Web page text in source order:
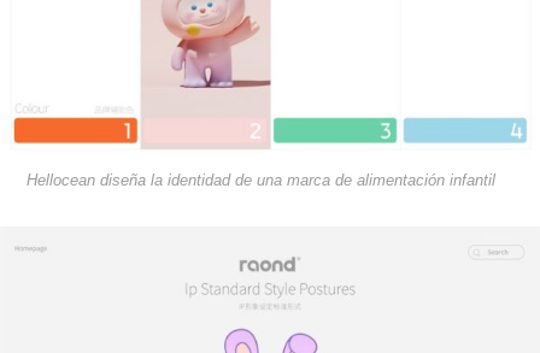
Hellocean diseña la identidad de una marca de alimentación infantil